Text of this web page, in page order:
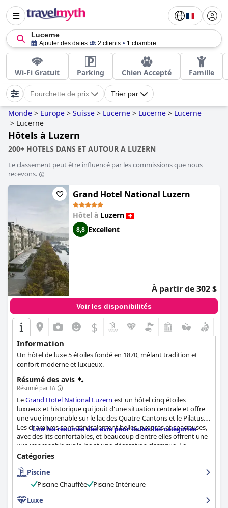
Lucerne
Ajouter des dates 2 clients 1 chambre
Wi-Fi Gratuit Parking Chien Accepté Famille
Fourchette de prix Trier par
Monde > Europe > Suisse > Lucerne > Lucerne > Lucerne
> Lucerne
Hôtels à Luzern
200+ HOTELS DANS ET AUTOUR A LUZERN
Le classement peut être influencé par les commissions que nous
recevons.
Grand Hotel National Luzern
Hôtel à Luzern
8,8 Excellent
À partir de 302 $
Voir les disponibilités
$
Information
Un hôtel de luxe 5 étoiles fondé en 1870, mêlant tradition et
confort moderne et luxueux.
Résumé des avis
Résumé par IA
LeGrand Hotel National Luzern est un hôtel cinq étoiles
luxueux et historique qui jouit d'une situation centrale et offre
une vue imprenable sur le lac des Quatre-Cantons et le Pilatus.
Les chambres sont généralement belles, propres et spacieuses,
avec des lits confortables, et beaucoup d'entre elles offrent une
vue imprenable sur le lac et une décoration classique. Le
personnel de l'hôtel est aimable, serviable et accueillant et les
installations du spa et de la piscine sont faciles à utiliser et
parfaites pour une petite séquence bien-être. Bien que certains
clients aient eu des expériences mitigées avec le petit déjeuner
généralement appréciées. Le service de voiturier de l'hôtel est
Lire les résumés des avis pour toutes les catégories
Catégories
Piscine
Piscine Chauffée
Piscine Intérieure
Luxe